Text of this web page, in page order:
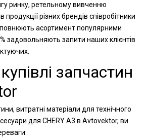
ринку, ретельному вивченню
різних брендів співробітники
асортимент популярними
задовольняють запити наших клієнтів
запчастин
витратні матеріали для технічного
для CHERY A3 в Avtovektor, ви